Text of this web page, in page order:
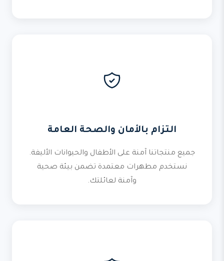
التزام بالأمان والصحة العامة
جميع منتجاتنا آمنة على الأطفال والحيوانات الأليفة.
نستخدم مطهرات معتمدة تضمن بيئة صحية
وآمنة لعائلتك.